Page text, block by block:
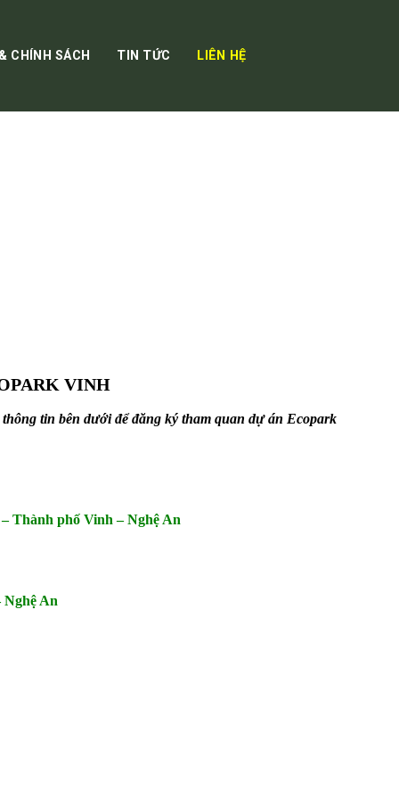
CHÍNH SÁCH TIN TỨC LIÊN HỆ
VINH
tin bên dưới để đăng ký tham quan dự án Ecopark
Thành phố Vinh – Nghệ An
An